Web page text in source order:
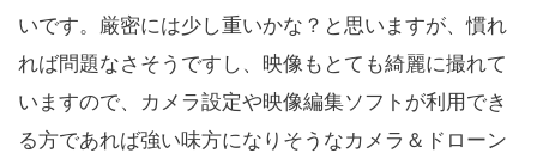
いです。厳密には少し重いかな？と思いますが、慣れ
れば問題なさそうですし、映像もとても綺麗に撮れて
いますので、カメラ設定や映像編集ソフトが利用でき
る方であれば強い味方になりそうなカメラ＆ドローン